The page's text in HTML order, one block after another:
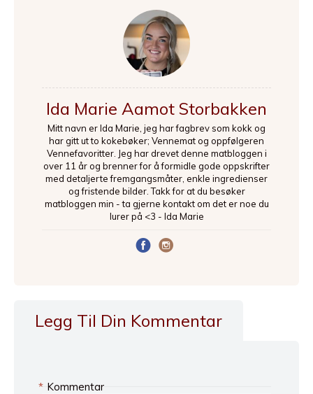
Ida Marie Aamot Storbakken
Mitt navn er Ida Marie, jeg har fagbrev som kokk og
har gitt ut to kokebøker; Vennemat og oppfølgeren
Vennefavoritter. Jeg har drevet denne matbloggen i
over 11 år og brenner for å formidle gode oppskrifter
med detaljerte fremgangsmåter, enkle ingredienser
og fristende bilder. Takk for at du besøker
matbloggen min - ta gjerne kontakt om det er noe du
lurer på <3 - Ida Marie
Legg Til Din Kommentar
Kommentar
*